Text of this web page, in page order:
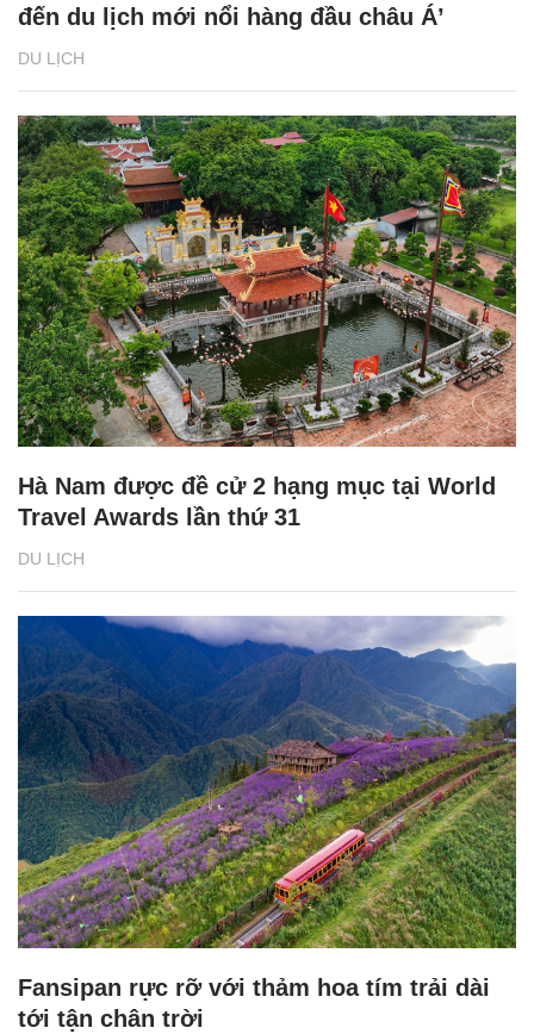
DU LỊCH
đến du lịch mới nổi hàng đầu châu Á’
DU LỊCH
Hà Nam được đề cử 2 hạng mục tại World
Travel Awards lần thứ 31
Fansipan rực rỡ với thảm hoa tím trải dài
tới tận chân trời